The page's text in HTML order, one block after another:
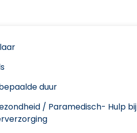
duur
/ Paramedisch- Hulp bij